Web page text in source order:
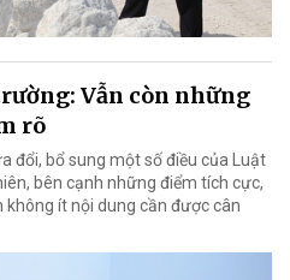
Vẫn còn những
rõ
đổi, bổ sung một số điều của Luật
bên cạnh những điểm tích cực,
không ít nội dung cần được cân